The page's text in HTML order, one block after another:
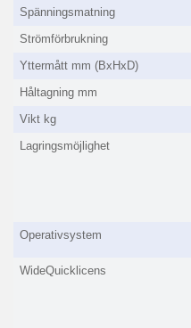
Spänningsmatning
Strömförbrukning
Yttermått mm (BxHxD)
Håltagning mm
Vikt kg
Lagringsmöjlighet
Operativsystem
WideQuicklicens